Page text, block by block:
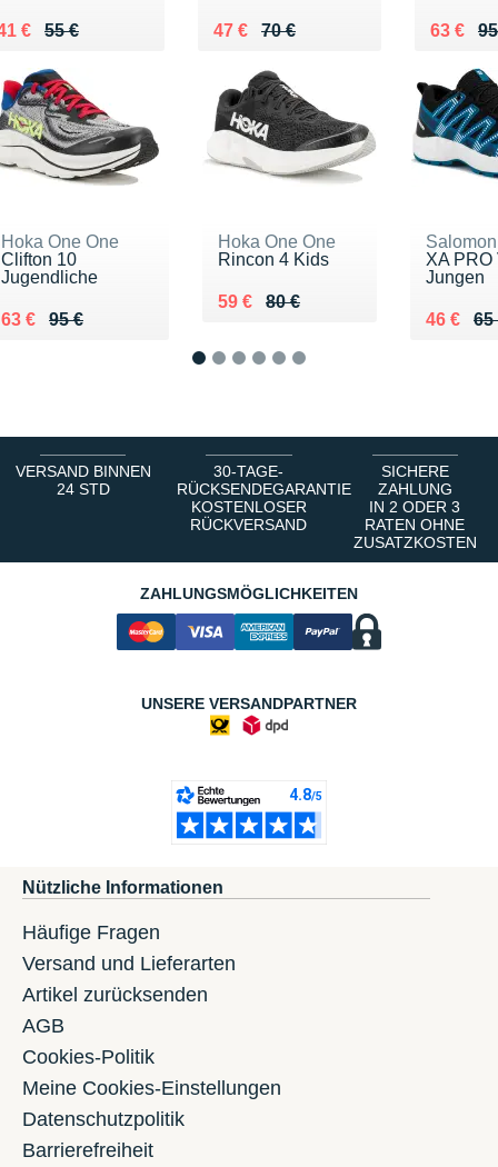
55 €
lieu de 55 €
€ 41 € 70 €
Au lieu de 70 €
47 €
Vendu 47 € Au lieu
63 €
Vendu
Hoka One One
Clifton 10
Jugendliche
95 €
Au lieu de 95 €
63 €
Vendu 63 €
Hoka One One
Rincon 4 Kids
80 €
Au lieu de 80 €
59 €
Vendu 59 €
Salomon
XA PRO
Jungen
65
Au lieu
46 €
Vendu
VERSAND BINNEN
24 STD
30-TAGE-
RÜCKSENDEGARANTIE
KOSTENLOSER
RÜCKVERSAND
SICHERE
ZAHLUNG
IN 2 ODER 3
RATEN OHNE
ZUSATZKOSTEN
ZAHLUNGSMÖGLICHKEITEN
UNSERE VERSANDPARTNER
Nützliche Informationen
Häufige Fragen
Versand und Lieferarten
Artikel zurücksenden
AGB
Cookies-Politik
Meine Cookies-Einstellungen
Datenschutzpolitik
Barrierefreiheit